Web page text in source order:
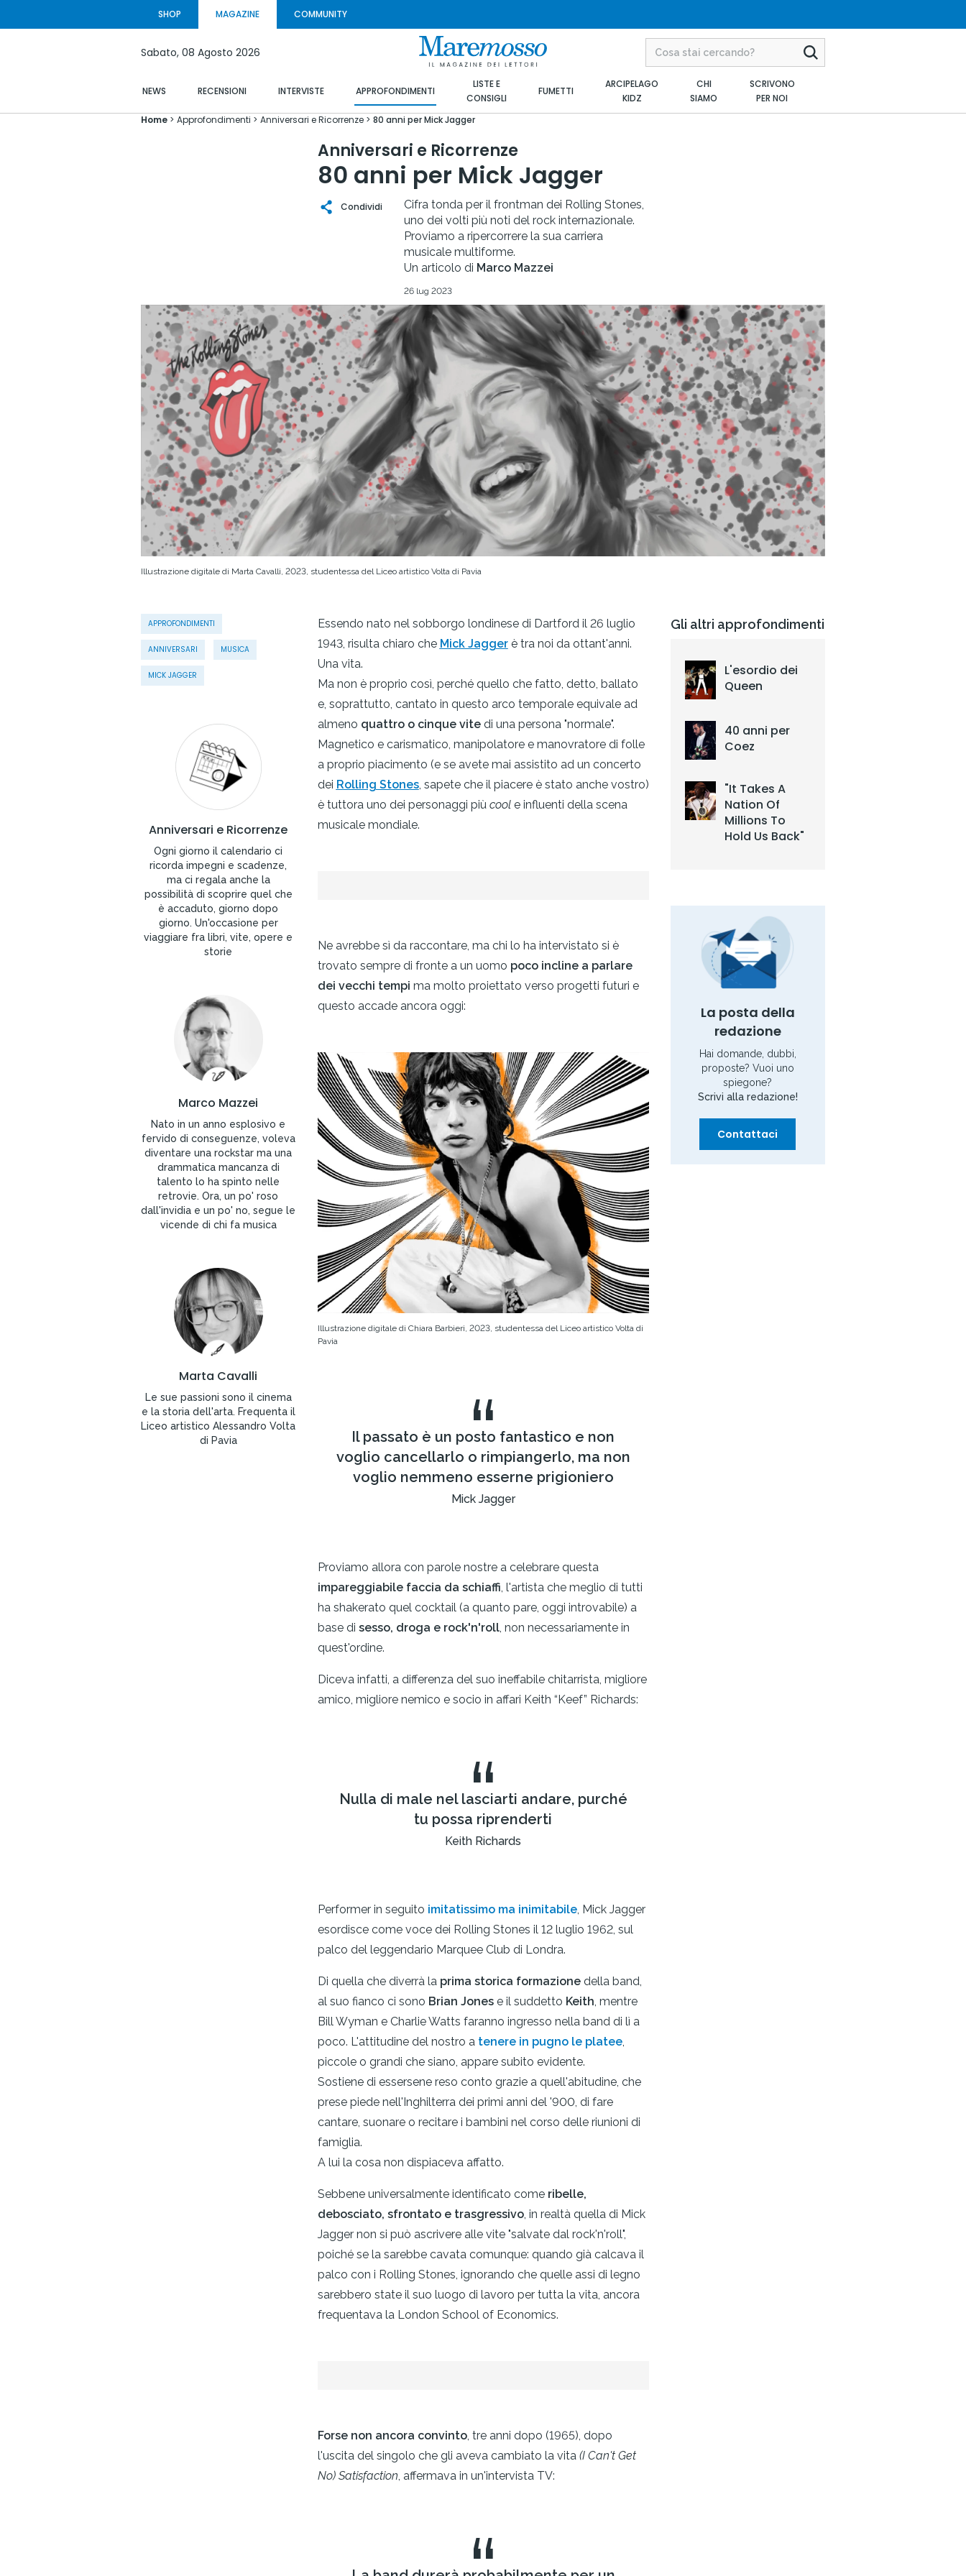
SHOP MAGAZINE COMMUNITY
Sabato, 08 Agosto 2026
NEWS RECENSIONI INTERVISTE APPROFONDIMENTI
LISTE E
CONSIGLI
FUMETTI
ARCIPELAGO
KIDZ
CHI
SIAMO
SCRIVONO
PER NOI
Home
Approfondimenti Anniversari e Ricorrenze 80 anni per Mick Jagger
Anniversari e Ricorrenze
80 anni per Mick Jagger
Condividi
Cifra tonda per il frontman dei Rolling Stones,
uno dei volti più noti del rock internazionale.
Proviamo a ripercorrere la sua carriera
musicale multiforme.
Un articolo di Marco Mazzei
26 lug 2023
Illustrazione digitale di Marta Cavalli, 2023, studentessa del Liceo artistico Volta di Pavia
APPROFONDIMENTI
ANNIVERSARI MUSICA
MICK JAGGER
Anniversari e Ricorrenze
Ogni giorno il calendario ci
ricorda impegni e scadenze,
ma ci regala anche la
possibilità di scoprire quel che
è accaduto, giorno dopo
giorno. Un'occasione per
viaggiare fra libri, vite, opere e
storie
Marco Mazzei
Nato in un anno esplosivo e
fervido di conseguenze, voleva
diventare una rockstar ma una
drammatica mancanza di
talento lo ha spinto nelle
retrovie. Ora, un po' roso
dall'invidia e un po' no, segue le
vicende di chi fa musica
Marta Cavalli
Le sue passioni sono il cinema
e la storia dell'arta. Frequenta il
Liceo artistico Alessandro Volta
di Pavia
Essendo nato nel sobborgo londinese di Dartford il 26 luglio
1943, risulta chiaro che Mick Jaggerè tra noi da ottant'anni.
Una vita.
Ma non è proprio così, perché quello che fatto, detto, ballato
e, soprattutto, cantato in questo arco temporale equivale ad
almeno quattro o cinque vitedi una persona "normale".
Magnetico e carismatico, manipolatore e manovratore di folle
a proprio piacimento (e se avete mai assistito ad un concerto
dei Rolling Stones, sapete che il piacere è stato anche vostro)
è tuttora uno dei personaggi più coole influenti della scena
musicale mondiale.
Ne avrebbe sì da raccontare, ma chi lo ha intervistato si è
trovato sempre di fronte a un uomo poco incline a parlare
dei vecchi tempi ma molto proiettato verso progetti futuri e
questo accade ancora oggi:
Illustrazione digitale di Chiara Barbieri, 2023, studentessa del Liceo artistico Volta di
Pavia
“
Il passato è un posto fantastico e non
voglio cancellarlo o rimpiangerlo, ma non
voglio nemmeno esserne prigioniero
Mick Jagger
Proviamo allora con parole nostre a celebrare questa
impareggiabile faccia da schiaffi, l'artista che meglio di tutti
ha shakerato quel cocktail (a quanto pare, oggi introvabile) a
base di sesso, droga e rock'n'roll, non necessariamente in
quest'ordine.
Diceva infatti, a differenza del suo ineffabile chitarrista, migliore
amico, migliore nemico e socio in affari Keith “Keef” Richards:
“
Nulla di male nel lasciarti andare, purché
tu possa riprenderti
Keith Richards
Performer in seguito imitatissimo ma inimitabile, Mick Jagger
esordisce come voce dei Rolling Stones il 12 luglio 1962, sul
palco del leggendario Marquee Club di Londra.
Di quella che diverrà la prima storica formazionedella band,
al suo fianco ci sono Brian Jonese il suddetto Keith, mentre
Bill Wyman e Charlie Watts faranno ingresso nella band di lì a
poco. L'attitudine del nostro a tenere in pugno le platee,
piccole o grandi che siano, appare subito evidente.
Sostiene di essersene reso conto grazie a quell'abitudine, che
prese piede nell'Inghilterra dei primi anni del '900, di fare
cantare, suonare o recitare i bambini nel corso delle riunioni di
famiglia.
A lui la cosa non dispiaceva affatto.
Sebbene universalmente identificato come ribelle,
debosciato, sfrontato e trasgressivo, in realtà quella di Mick
Jagger non si può ascrivere alle vite "salvate dal rock'n'roll",
poiché se la sarebbe cavata comunque: quando già calcava il
palco con i Rolling Stones, ignorando che quelle assi di legno
sarebbero state il suo luogo di lavoro per tutta la vita, ancora
frequentava la London School of Economics.
Forse non ancora convinto, tre anni dopo (1965), dopo
l'uscita del singolo che gli aveva cambiato la vita (I Can't Get
No) Satisfaction, affermava in un'intervista TV:
Gli altri approfondimenti
L'esordio dei
Queen
40 anni per
Coez
"It Takes A
Nation Of
Millions To
Hold Us Back"
La posta della
redazione
Hai domande, dubbi,
proposte? Vuoi uno
spiegone?
Scrivi alla redazione!
Contattaci